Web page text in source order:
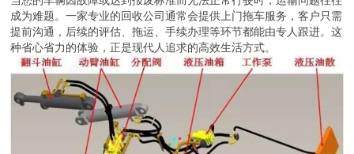
成为难题。一家专业的回收公司通常会提供上门拖车服务，客户只需
提前沟通，后续的评估、拖运、手续办理等环节都能由专人跟进。这
种省心省力的体验，正是现代人追求的高效生活方式。